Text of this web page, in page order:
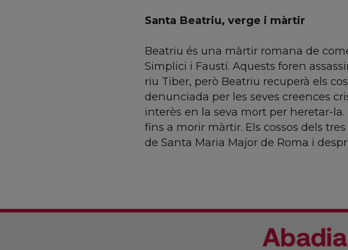
Santa Beatriu, verge i màrtir
Beatriu és una màrtir romana de
Simplici i Faustí. Aquests foren
riu Tiber, però Beatriu recuperà els
denunciada per les seves creences
interès en la seva mort per heretar-
fins a morir màrtir. Els cossos dels
de Santa Maria Major de Roma i